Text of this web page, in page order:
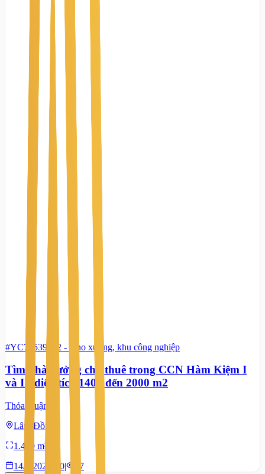
#YC72539332 - Kho xưởng, khu công nghiệp
Tìm nhà xưởng cho thuê trong CCN Hàm Kiệm I
và II, diện tích 1400 đến 2000 m2
Thỏa thuận
Lâm Đồng
1.400 m²
14/7/2026
0| 87